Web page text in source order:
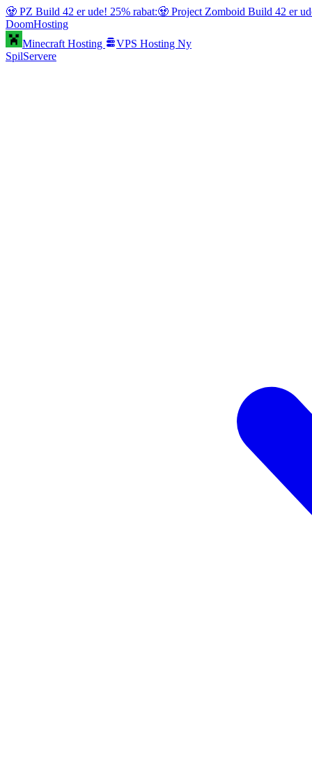
🧟 PZ Build 42 er ude! 25% rabat:🧟 Project Zomboid Build 42 er
DoomHosting
Minecraft Hosting
VPS Hosting Ny
SpilServere